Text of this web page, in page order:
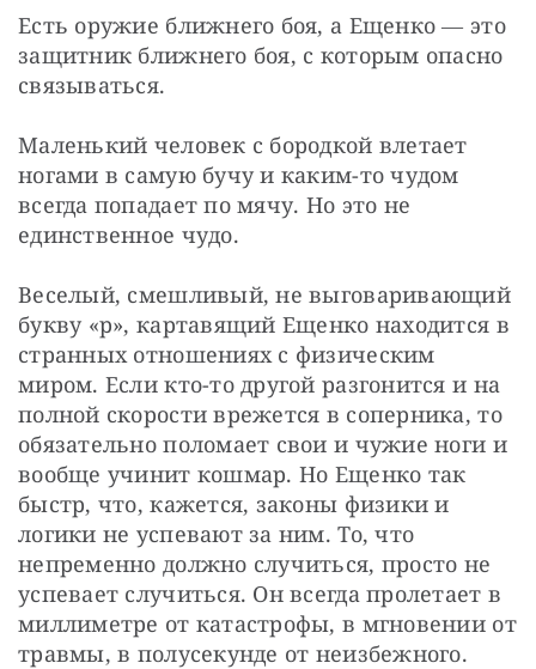
Есть оружие ближнего боя, а Ещенко ― это
защитник ближнего боя, с которым опасно
связываться.
Маленький человек с бородкой влетает
ногами в самую бучу и каким-то чудом
всегда попадает по мячу. Но это не
единственное чудо.
Веселый, смешливый, не выговаривающий
букву «р», картавящий Ещенко находится в
странных отношениях с физическим
миром. Если кто-то другой разгонится и на
полной скорости врежется в соперника, то
обязательно поломает свои и чужие ноги и
вообще учинит кошмар. Но Ещенко так
быстр, что, кажется, законы физики и
логики не успевают за ним. То, что
непременно должно случиться, просто не
успевает случиться. Он всегда пролетает в
миллиметре от катастрофы, в мгновении от
травмы, в полусекунде от неизбежного.